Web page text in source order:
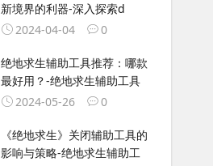
新境界的利器-深入探索d
2024-04-04
0
绝地求生辅助工具推荐：哪款
最好用？-绝地求生辅助工具
2024-05-26
0
《绝地求生》关闭辅助工具的
影响与策略-绝地求生辅助工